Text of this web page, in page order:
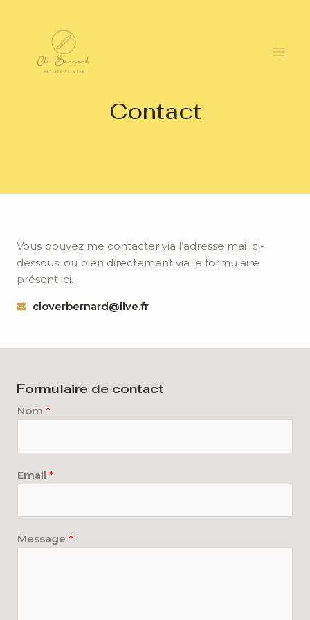
Contact
Vous pouvez me contacter via l’adresse mail ci-
dessous, ou bien directement via le formulaire
présent ici.
cloverbernard@live.fr
Formulaire de contact
Nom *
Email *
Message *